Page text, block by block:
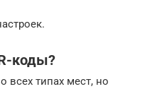
коды?
всех типах мест, но